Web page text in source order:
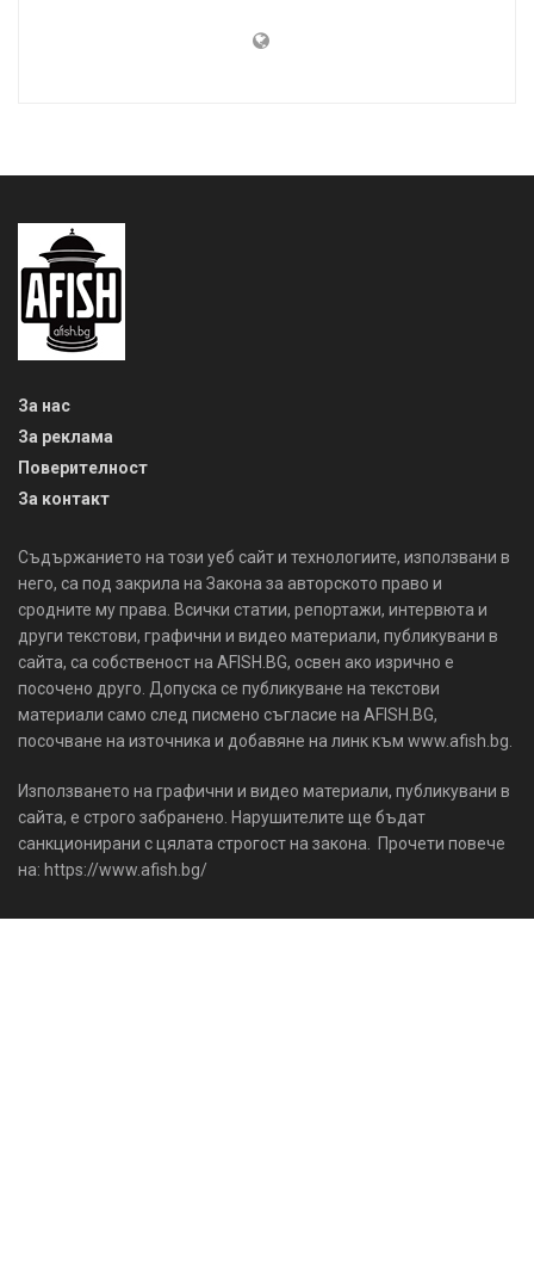
За нас
За реклама
Поверителност
За контакт
Съдържанието на този уеб сайт и технологиите, използвани в
него, са под закрила на Закона за авторското право и
сродните му права. Всички статии, репортажи, интервюта и
други текстови, графични и видео материали, публикувани в
сайта, са собственост на AFISH.BG, освен ако изрично е
посочено друго. Допуска се публикуване на текстови
материали само след писмено съгласие на AFISH.BG,
посочване на източника и добавяне на линк към www.afish.bg.
Използването на графични и видео материали, публикувани в
сайта, е строго забранено. Нарушителите ще бъдат
санкционирани с цялата строгост на закона. Прочети повече
на: https://www.afish.bg/